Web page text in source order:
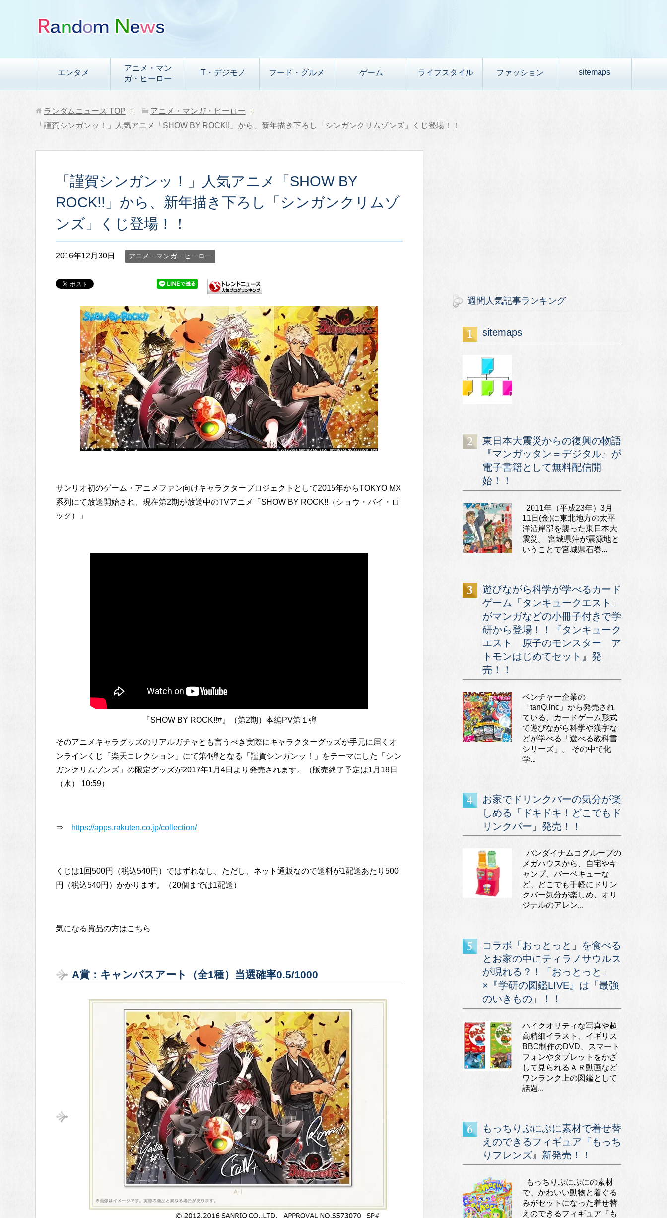
エンタメ
アニメ・マン
ガ・ヒーロー
IT・デジモノ フード・グルメ ゲーム ライフスタイル ファッション sitemaps
ランダムニュース TOP
アニメ・マンガ・ヒーロー
「謹賀シンガンッ！」人気アニメ「SHOW BY ROCK!!」から、新年描き下ろし「シンガンクリムゾンズ」くじ登場！！
「謹賀シンガンッ！」人気アニメ「SHOW BY
ROCK!!」から、新年描き下ろし「シンガンクリムゾ
ンズ」くじ登場！！
2016年12月30日 アニメ・マンガ・ヒーロー
サンリオ初のゲーム・アニメファン向けキャラクタープロジェクトとして2015年からTOKYO MX
系列にて放送開始され、現在第2期が放送中のTVアニメ「SHOW BY ROCK!!（ショウ・バイ・ロ
ック）」
『SHOW BY ROCK!!#』（第2期）本編PV第１弾
そのアニメキャラグッズのリアルガチャとも言うべき実際にキャラクターグッズが手元に届くオ
ンラインくじ「楽天コレクション」にて第4弾となる「謹賀シンガンッ！」をテーマにした「シン
ガンクリムゾンズ」の限定グッズが2017年1月4日より発売されます。（販売終了予定は1月18日
（水） 10:59）
⇒ https://apps.rakuten.co.jp/collection/
くじは1回500円（税込540円）ではずれなし。ただし、ネット通販なので送料が1配送あたり500
円（税込540円）かかります。（20個までは1配送）
気になる賞品の方はこちら
A賞：キャンバスアート（全1種）当選確率0.5/1000
週間人気記事ランキング
sitemaps
東日本大震災からの復興の物語
『マンガッタン＝デジタル』が
電子書籍として無料配信開
始！！
2011年（平成23年）3月
11日(金)に東北地方の太平
洋沿岸部を襲った東日本大
震災。 宮城県沖が震源地と
いうことで宮城県石巻...
遊びながら科学が学べるカード
ゲーム「タンキュークエスト」
がマンガなどの小冊子付きで学
研から登場！！『タンキューク
エスト 原子のモンスター ア
トモンはじめてセット』発
売！！
ベンチャー企業の
「tanQ.inc」から発売され
ている、カードゲーム形式
で遊びながら科学や漢字な
どが学べる「遊べる教科書
シリーズ」。 その中で化
学...
お家でドリンクバーの気分が楽
しめる「ドキドキ！どこでもド
リンクバー」発売！！
バンダイナムコグループの
メガハウスから、自宅やキ
ャンプ、バーベキューな
ど、どこでも手軽にドリン
クバー気分が楽しめ、オリ
ジナルのアレン...
コラボ「おっとっと」を食べる
とお家の中にティラノサウルス
が現れる？！「おっとっと」
×『学研の図鑑LIVE』は「最強
のいきもの」！！
ハイクオリティな写真や超
高精細イラスト、イギリス
BBC制作のDVD、スマート
フォンやタブレットをかざ
して見られるＡＲ動画など
ワンランク上の図鑑として
話題...
もっちりぷにぷに素材で着せ替
えのできるフィギュア『もっち
りフレンズ』新発売！！
もっちりぷにぷにの素材
で、かわいい動物と着ぐる
みがセットになった着せ替
えのできるフィギュア『も